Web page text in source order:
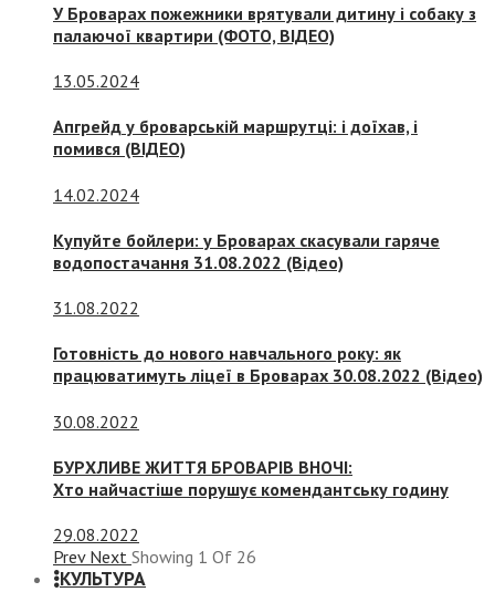
У Броварах пожежники врятували дитину і собаку з
палаючої квартири (ФОТО, ВІДЕО)
13.05.2024
Апгрейд у броварській маршрутці: і доїхав, і
помився (ВІДЕО)
14.02.2024
Купуйте бойлери: у Броварах скасували гаряче
водопостачання 31.08.2022 (Відео)
31.08.2022
Готовність до нового навчального року: як
працюватимуть ліцеї в Броварах 30.08.2022 (Відео)
30.08.2022
БУРХЛИВЕ ЖИТТЯ БРОВАРІВ ВНОЧІ:
Хто найчастіше порушує комендантську годину
29.08.2022
Prev Next Showing 1 Of 26
КУЛЬТУРА